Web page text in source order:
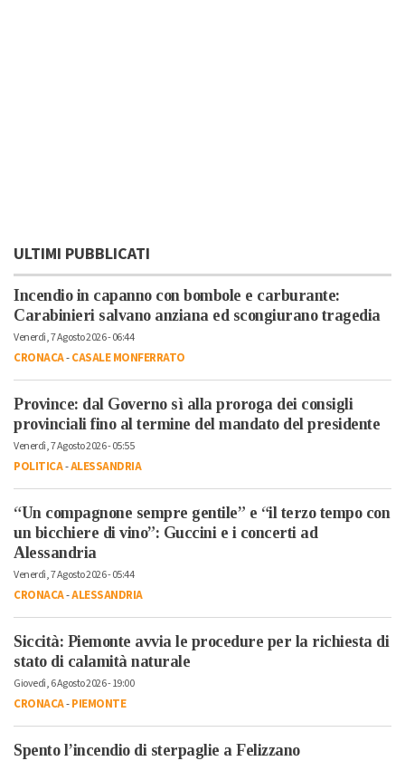
ULTIMI PUBBLICATI
Incendio in capanno con bombole e carburante:
Carabinieri salvano anziana ed scongiurano tragedia
Venerdì, 7 Agosto 2026 - 06:44
CRONACA-CASALE MONFERRATO
Province: dal Governo sì alla proroga dei consigli
provinciali fino al termine del mandato del presidente
Venerdì, 7 Agosto 2026 - 05:55
POLITICA-ALESSANDRIA
“Un compagnone sempre gentile” e “il terzo tempo con
un bicchiere di vino”: Guccini e i concerti ad
Alessandria
Venerdì, 7 Agosto 2026 - 05:44
CRONACA-ALESSANDRIA
Siccità: Piemonte avvia le procedure per la richiesta di
stato di calamità naturale
Giovedì, 6 Agosto 2026 - 19:00
CRONACA-PIEMONTE
Spento l’incendio di sterpaglie a Felizzano